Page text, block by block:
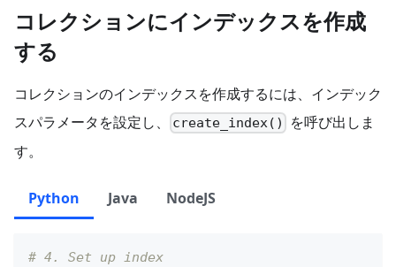
    schema
schema
)
コレクションにインデックスを作成
する
コレクションのインデックスを作成するには、インデック
スパラメータを設定し、
create_index()
を呼び出しま
す。
Python Java NodeJS
# 4. Set up index